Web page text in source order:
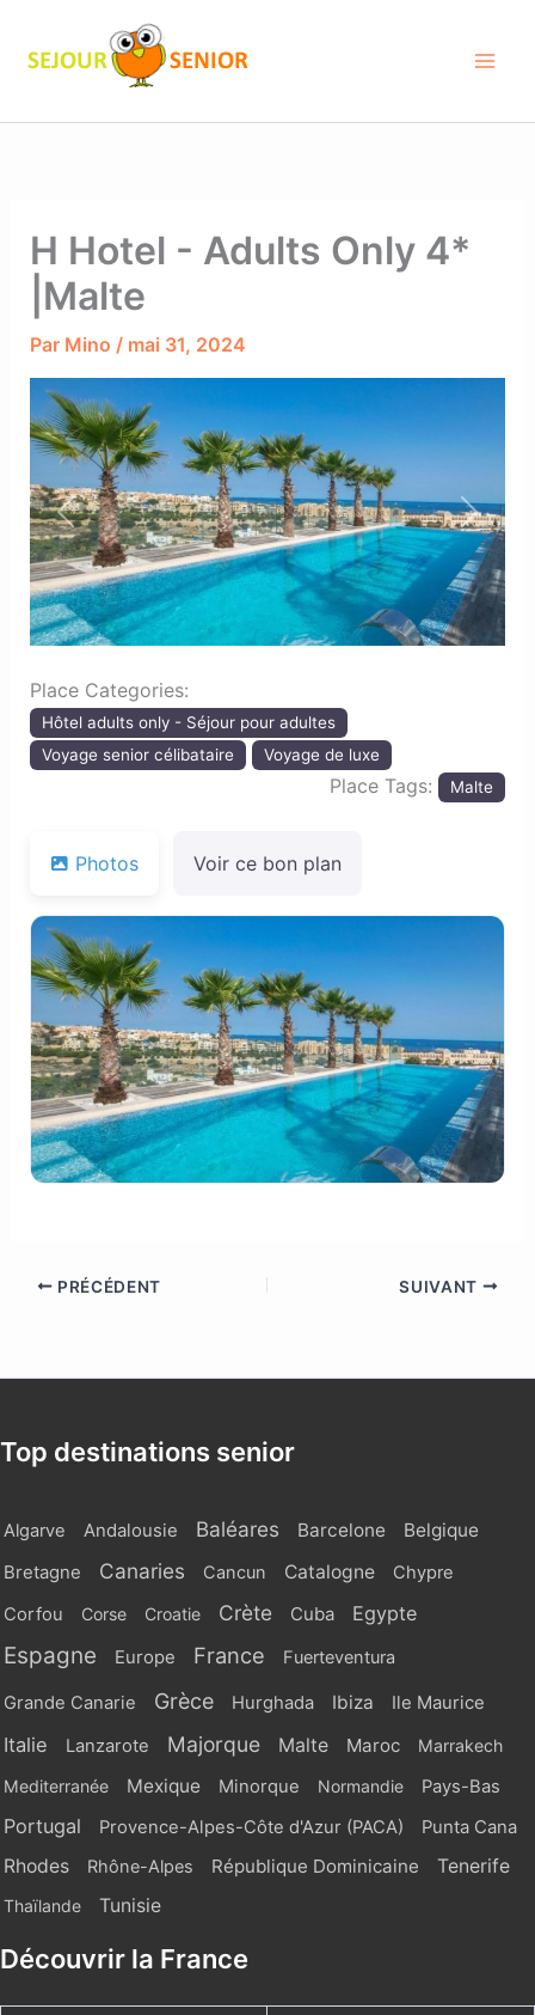
contenu
H Hotel - Adults Only 4*
|Malte
Par Mino / mai 31, 2024
Previous Next
Place Categories:
Hôtel adults only - Séjour pour adultes
Voyage senior célibataire
Voyage de luxe
Place Tags: Malte
Photos Voir ce bon plan
PRÉCÉDENT SUIVANT
Top destinations senior
Algarve Andalousie Baléares Barcelone Belgique
Bretagne Canaries Cancun Catalogne
Chypre
Corfou
Corse Croatie Crète Cuba Egypte
Espagne Europe France Fuerteventura
Grande Canarie Grèce Hurghada Ibiza Ile Maurice
Italie Lanzarote Majorque Malte Maroc
Marrakech
Mediterranée
Mexique Minorque Normandie Pays-Bas
Portugal Provence-Alpes-Côte d'Azur (PACA) Punta Cana
Rhodes Rhône-Alpes République Dominicaine Tenerife
Thaïlande Tunisie
Découvrir la France